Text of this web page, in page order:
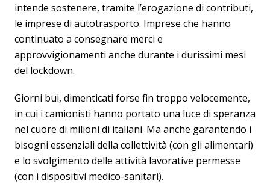
intende sostenere, tramite l’erogazione di contributi,
le imprese di autotrasporto. Imprese che hanno
continuato a consegnare merci e
approvvigionamenti anche durante i durissimi mesi
del lockdown.
Giorni bui, dimenticati forse fin troppo velocemente,
in cui i camionisti hanno portato una luce di speranza
nel cuore di milioni di italiani. Ma anche garantendo i
bisogni essenziali della collettività (con gli alimentari)
e lo svolgimento delle attività lavorative permesse
(con i dispositivi medico-sanitari).